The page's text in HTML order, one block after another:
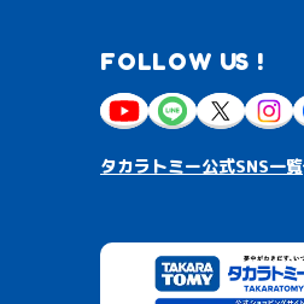
FOLLOW US !
タカラトミー公式SNS一覧